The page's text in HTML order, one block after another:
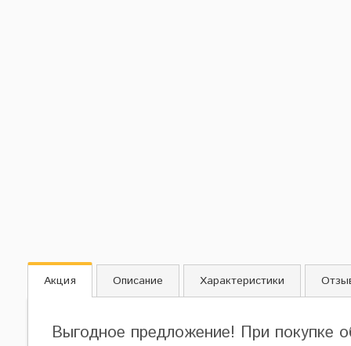
Акция Описание Характеристики
Выгодное предложение! При покупке